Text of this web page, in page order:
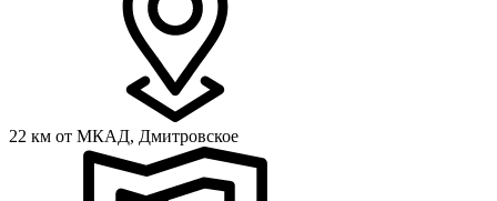
22 км от МКАД, Дмитровское